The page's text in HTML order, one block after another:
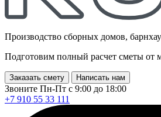
Производство сборных домов,
Подготовим полный расчет сметы от
Заказать смету Написать нам
Звоните Пн-Пт с 9:00 до 18:00
+7 910 55 33 111